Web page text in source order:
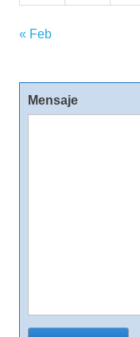
« Feb
Mensaje